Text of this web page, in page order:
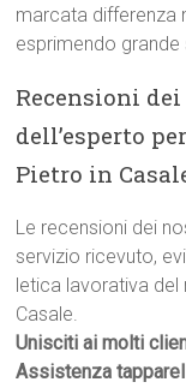
marcata differenza
esprimendo
Recensioni
dell’esperto
Pietro in
Le recensioni dei
servizio ricevuto,
letica lavorativa
Casale.
Unisciti ai molti
Assistenza